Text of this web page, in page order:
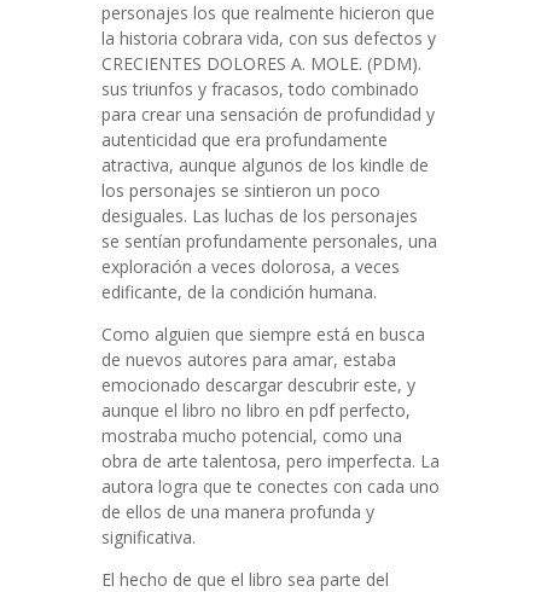
personajes los que realmente hicieron que
la historia cobrara vida, con sus defectos y
CRECIENTES DOLORES A. MOLE. (PDM).
sus triunfos y fracasos, todo combinado
para crear una sensación de profundidad y
autenticidad que era profundamente
atractiva, aunque algunos de los kindle de
los personajes se sintieron un poco
desiguales. Las luchas de los personajes
se sentían profundamente personales, una
exploración a veces dolorosa, a veces
edificante, de la condición humana.
Como alguien que siempre está en busca
de nuevos autores para amar, estaba
emocionado descargar descubrir este, y
aunque el libro no libro en pdf perfecto,
mostraba mucho potencial, como una
obra de arte talentosa, pero imperfecta. La
autora logra que te conectes con cada uno
de ellos de una manera profunda y
significativa.
El hecho de que el libro sea parte del